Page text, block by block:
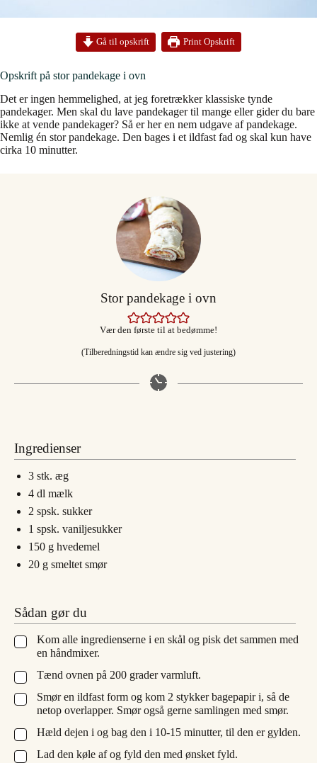
Gå til opskrift Print Opskrift
Opskrift på stor pandekage i ovn
Det er ingen hemmelighed, at jeg foretrækker klassiske tynde
pandekager. Men skal du lave pandekager til mange eller gider du bare
ikke at vende pandekager? Så er her en nem udgave af pandekage.
Nemlig én stor pandekage. Den bages i et ildfast fad og skal kun have
cirka 10 minutter.
Stor pandekage i ovn
Vær den første til at bedømme!
(Tilberedningstid kan ændre sig ved justering)
Ingredienser
3 stk. æg
4 dl mælk
2 spsk. sukker
1 spsk. vaniljesukker
150 g hvedemel
20 g smeltet smør
Sådan gør du
▢
Kom alle ingredienserne i en skål og pisk det sammen med
en håndmixer.
▢
Tænd ovnen på 200 grader varmluft.
▢
Smør en ildfast form og kom 2 stykker bagepapir i, så de
netop overlapper. Smør også gerne samlingen med smør.
▢
Hæld dejen i og bag den i 10-15 minutter, til den er gylden.
▢
Lad den køle af og fyld den med ønsket fyld.